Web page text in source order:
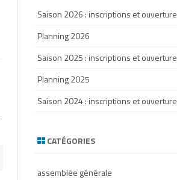
Saison 2026 : inscriptions et ouverture
Planning 2026
Saison 2025 : inscriptions et ouverture
Planning 2025
Saison 2024 : inscriptions et ouverture
CATÉGORIES
assemblée générale